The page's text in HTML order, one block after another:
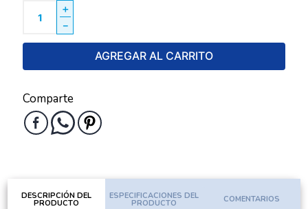
＋
－
AGREGAR AL CARRITO
Comparte
DESCRIPCIÓN DEL
PRODUCTO
ESPECIFICACIONES DEL
PRODUCTO COMENTARIOS